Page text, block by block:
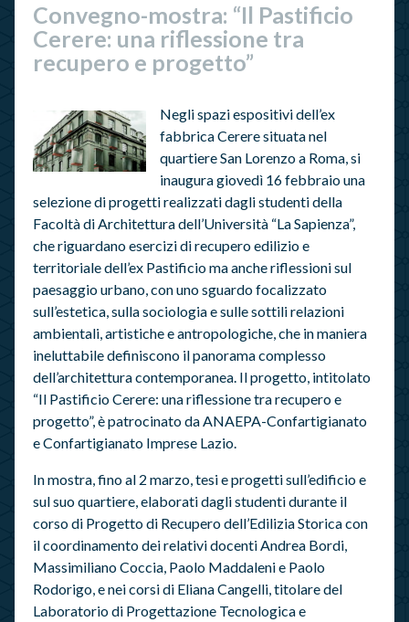
Convegno-mostra: “Il Pastificio
Cerere: una riflessione tra
recupero e progetto”
Negli spazi espositivi dell’ex
fabbrica Cerere situata nel
quartiere San Lorenzo a Roma, si
inaugura giovedì 16 febbraio una
selezione di progetti realizzati dagli studenti della
Facoltà di Architettura dell’Università “La Sapienza”,
che riguardano esercizi di recupero edilizio e
territoriale dell’ex Pastificio ma anche riflessioni sul
paesaggio urbano, con uno sguardo focalizzato
sull’estetica, sulla sociologia e sulle sottili relazioni
ambientali, artistiche e antropologiche, che in maniera
ineluttabile definiscono il panorama complesso
dell’architettura contemporanea. Il progetto, intitolato
“Il Pastificio Cerere: una riflessione tra recupero e
progetto”, è patrocinato da ANAEPA-Confartigianato
e Confartigianato Imprese Lazio.
In mostra, fino al 2 marzo, tesi e progetti sull’edificio e
sul suo quartiere, elaborati dagli studenti durante il
corso di Progetto di Recupero dell’Edilizia Storica con
il coordinamento dei relativi docenti Andrea Bordi,
Massimiliano Coccia, Paolo Maddaleni e Paolo
Rodorigo, e nei corsi di Eliana Cangelli, titolare del
Laboratorio di Progettazione Tecnologica e